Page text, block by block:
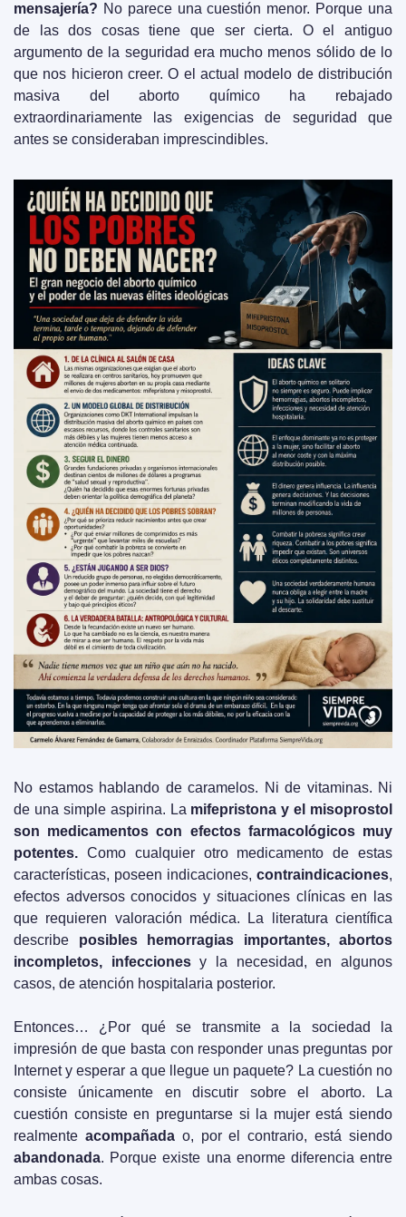
mensajería? No parece una cuestión menor. Porque una
de las dos cosas tiene que ser cierta. O el antiguo
argumento de la seguridad era mucho menos sólido de lo
que nos hicieron creer. O el actual modelo de distribución
masiva del aborto químico ha rebajado
extraordinariamente las exigencias de seguridad que
antes se consideraban imprescindibles.
No estamos hablando de caramelos. Ni de vitaminas. Ni
de una simple aspirina. La mifepristona y el misoprostol
son medicamentos con efectos farmacológicos muy
potentes. Como cualquier otro medicamento de estas
características, poseen indicaciones, contraindicaciones,
efectos adversos conocidos y situaciones clínicas en las
que requieren valoración médica. La literatura científica
describe posibles hemorragias importantes, abortos
incompletos, infecciones y la necesidad, en algunos
casos, de atención hospitalaria posterior.
Entonces… ¿Por qué se transmite a la sociedad la
impresión de que basta con responder unas preguntas por
Internet y esperar a que llegue un paquete? La cuestión no
consiste únicamente en discutir sobre el aborto. La
cuestión consiste en preguntarse si la mujer está siendo
realmente acompañada
abandonada. Porque existe una enorme diferencia entre
ambas cosas.